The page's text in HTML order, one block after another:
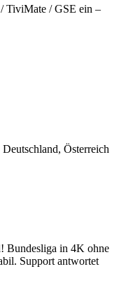
TiviMate / GSE ein –
Österreich
Bundesliga in 4K ohne
Support antwortet